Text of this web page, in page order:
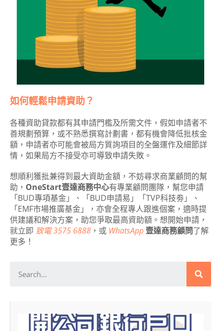
如何輕鬆申請資助？
各種資助貸款都有其申請門檻及所需文件，假如申請者不
善規劃預算，或不熟悉撰寫計劃書，都有機會降低批核金
額，申請者亦可能會被局方質詢項目的全盤運作及細節詳
情，如果局方不接受亦可導致申請失敗。
想順利獲批兼得到最大資助金額，不妨尋求商業顧問的幫
助， OneStart壹達商務中心有專業顧問團隊，幫您申請
「BUD專項基金」、「BUD申請易」「TVP科技劵」、
「EMF市場推廣基金」，亦會全程專人跟進個案，適時提
供建議和解決方案，助您爭取最高資助額。想開始申請，
就立即 致電 3575 6888 ，或 WhatsApp 壹達商務顧問了解
更多！